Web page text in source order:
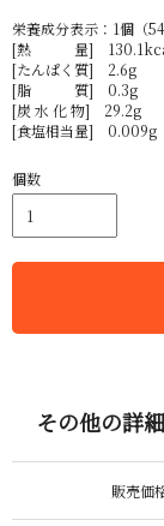
栄養成分表示：1個（
[熱 量]
[たんぱく質] 2.6g
[脂 質] 0.3g
[炭 水 化 物] 29.2g
[食塩相当量] 0.009g
個数
その他の詳
販売価